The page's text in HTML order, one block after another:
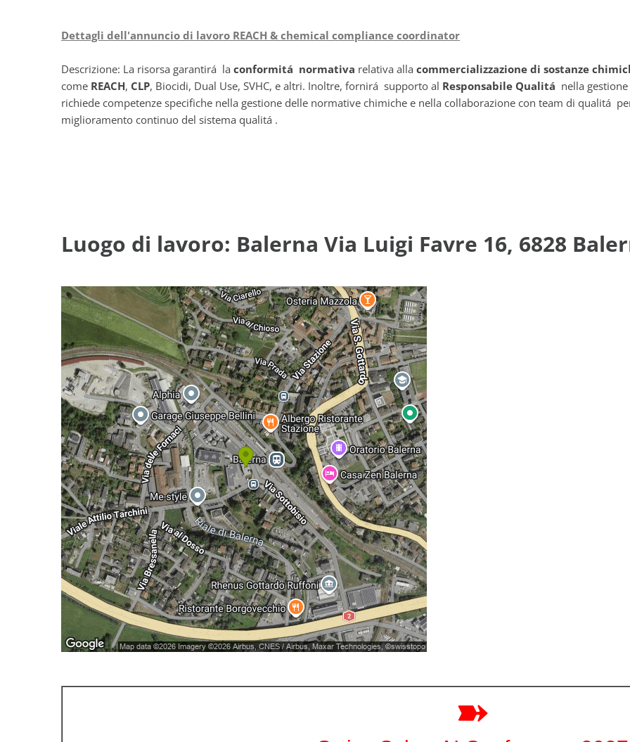
Dettagli dell'annuncio di lavoro REACH & chemical compliance coordinator
Descrizione: La risorsa garantirá la conformitá normativa relativa alla commercializzazione di sostanze
come REACH, CLP, Biocidi, Dual Use, SVHC, e altri. Inoltre, fornirá supporto al Responsabile Qualitá nella
richiede competenze specifiche nella gestione delle normative chimiche e nella collaborazione con team di qualitá
miglioramento continuo del sistema qualitá .
Luogo di lavoro: Balerna Via Luigi Favre 16, 6828